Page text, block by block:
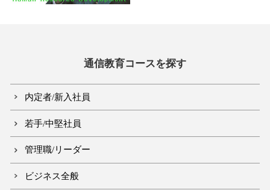
通信教育コースを探す
内定者/新入社員
若手/中堅社員
管理職/リーダー
ビジネス全般